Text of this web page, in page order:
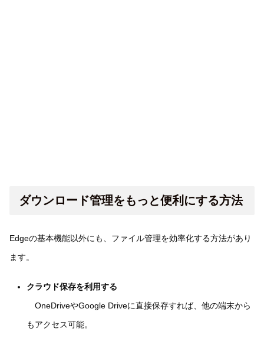
ダウンロード管理をもっと便利にする方法
Edgeの基本機能以外にも、ファイル管理を効率化する方法があり
ます。
クラウド保存を利用する
OneDriveやGoogle Driveに直接保存すれば、他の端末から
もアクセス可能。